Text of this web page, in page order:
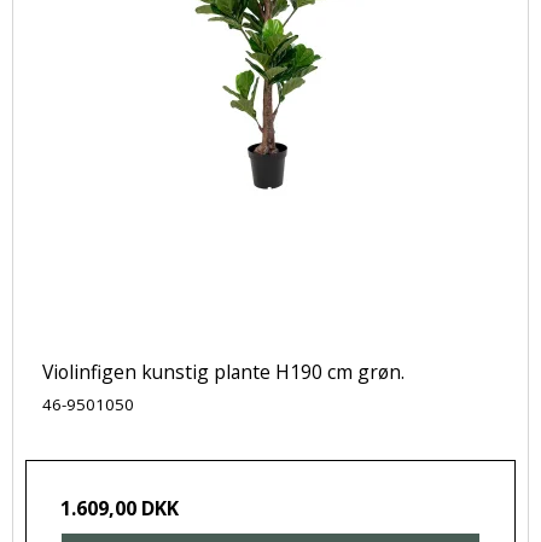
Violinfigen kunstig plante H190 cm grøn.
46-9501050
1.609,00 DKK